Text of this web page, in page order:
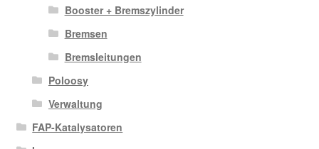
Booster + Bremszylinder
Bremsen
Bremsleitungen
Poloosy
Verwaltung
FAP-Katalysatoren